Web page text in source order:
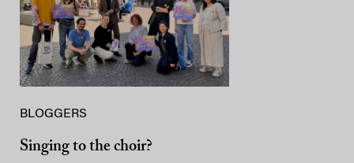
BLOGGERS
Singing to the choir?